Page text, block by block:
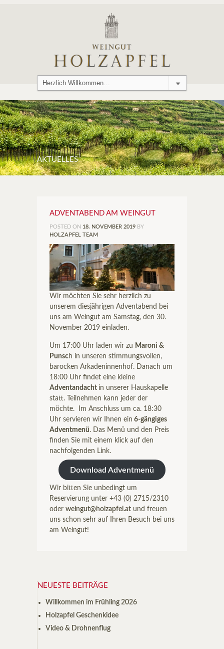
AKTUELLES
ADVENTABEND AM WEINGUT
POSTED ON 18. NOVEMBER 2019 BY
HOLZAPFEL TEAM
Wir möchten Sie sehr herzlich zu
unserem diesjährigen Adventabend bei
uns am Weingut am Samstag, den 30.
November 2019 einladen.
Um 17:00 Uhr laden wir zu Maroni &
Punsch in unseren stimmungsvollen,
barocken Arkadeninnenhof. Danach um
18:00 Uhr findet eine kleine
Adventandacht in unserer Hauskapelle
statt. Teilnehmen kann jeder der
möchte. Im Anschluss um ca. 18:30
Uhr servieren wir Ihnen ein 6-gängiges
Adventmenü. Das Menü und den Preis
finden Sie mit einem klick auf den
nachfolgenden Link.
Download Adventmenü
Wir bitten Sie unbedingt um
Reservierung unter +43 (0) 2715/2310
oder weingut@holzapfel.at und freuen
uns schon sehr auf Ihren Besuch bei uns
am Weingut!
NEUESTE BEITRÄGE
Willkommen im Frühling 2026
Holzapfel Geschenkidee
Video & Drohnenflug